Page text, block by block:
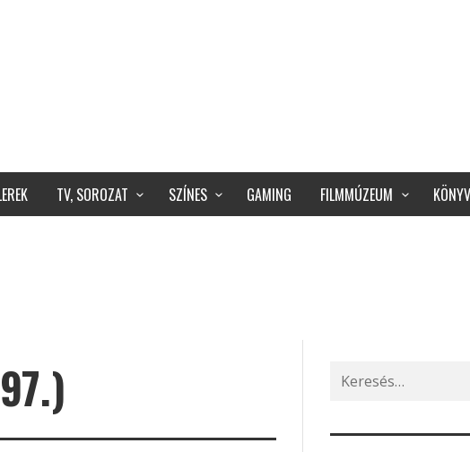
TV, SOROZAT SZÍNES GAMING FILMMÚZEUM KÖNYV
Search
for: